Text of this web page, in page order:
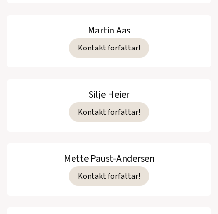
Martin Aas
Kontakt forfattar!
Silje Heier
Kontakt forfattar!
Mette Paust-Andersen
Kontakt forfattar!